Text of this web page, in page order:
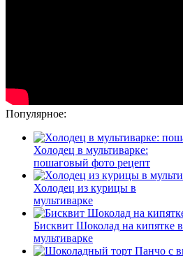
Популярное:
Холодец в мультиварке:
пошаговый фото рецепт
Холодец из курицы в
мультиварке
Бисквит Шоколад на кипятке в
мультиварке